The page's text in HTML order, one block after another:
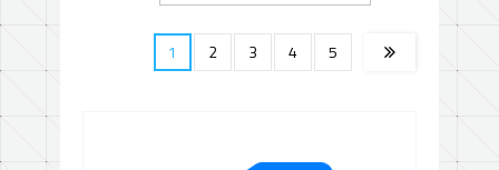
1 2 3 4 5